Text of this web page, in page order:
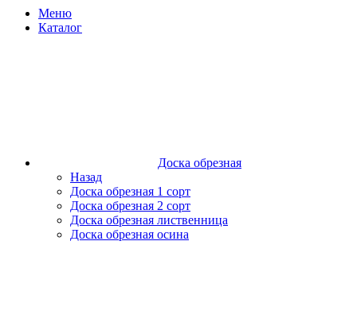
Меню
Каталог
Доска обрезная
Назад
Доска обрезная 1 сорт
Доска обрезная 2 сорт
Доска обрезная лиственница
Доска обрезная осина